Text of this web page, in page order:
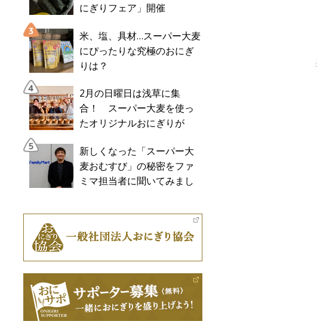
にぎりフェア」開催
米、塩、具材…スーパー大麦
にぴったりな究極のおにぎ
りは？
2月の日曜日は浅草に集
合！ スーパー大麦を使っ
たオリジナルおにぎりが
間限定で登場！
新しくなった「スーパー大
麦おむすび」の秘密をファ
ミマ担当者に聞いてみまし